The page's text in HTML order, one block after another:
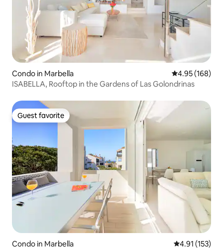
Condo in Marbella 4.95 out of 5
4.95 (168)
ISABELLA, Rooftop in the Gardens of Las Golondrinas
Guest favorite
Guest favorite
Condo in Marbella 4.91 out of 5
4.91 (153)